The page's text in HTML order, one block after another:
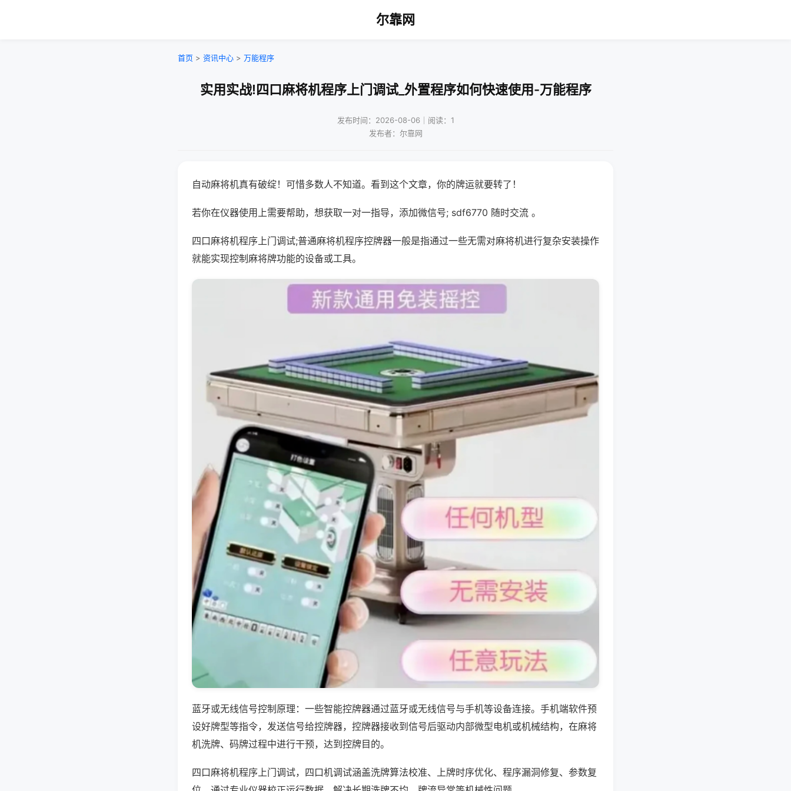
尔靠网
首页 > 资讯中心 > 万能程序
实用实战!四口麻将机程序上门调试_外置程序如何快速使用-万能程序
发布时间：2026-08-06｜阅读：1
发布者：尔靠网
自动麻将机真有破绽！可惜多数人不知道。看到这个文章，你的牌运就要转了！
若你在仪器使用上需要帮助，想获取一对一指导，添加微信号; sdf6770 随时交流 。
四口麻将机程序上门调试;普通麻将机程序控牌器一般是指通过一些无需对麻将机进行复杂安装操作
就能实现控制麻将牌功能的设备或工具。
蓝牙或无线信号控制原理：一些智能控牌器通过蓝牙或无线信号与手机等设备连接。手机端软件预
设好牌型等指令，发送信号给控牌器，控牌器接收到信号后驱动内部微型电机或机械结构，在麻将
机洗牌、码牌过程中进行干预，达到控牌目的。
四口麻将机程序上门调试，四口机调试涵盖洗牌算法校准、上牌时序优化、程序漏洞修复、参数复